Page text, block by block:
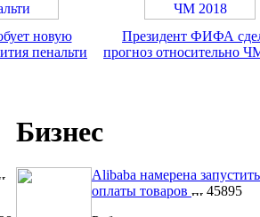
новую
пенальти
Президент ФИФА
прогноз относительно
Бизнес
Alibaba намерена
оплаты товаров
45895